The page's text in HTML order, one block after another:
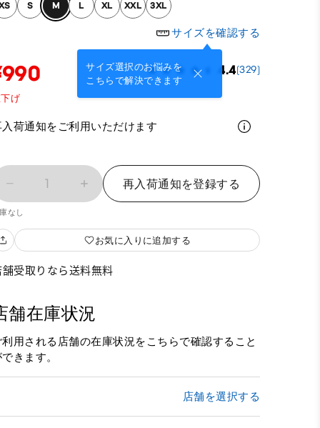
S M L XL XXL 3XL
サイズを確認する
サイズ選択のお悩みを
こちらで解決できます
4.4(329)
げ
入荷通知をご利用いただけます
1 再入荷通知を登録する
なし
お気に入りに追加する
舗受取りなら送料無料
舗在庫状況
利用される店舗の在庫状況をこちらで確認すること
きます。
店舗を選択する